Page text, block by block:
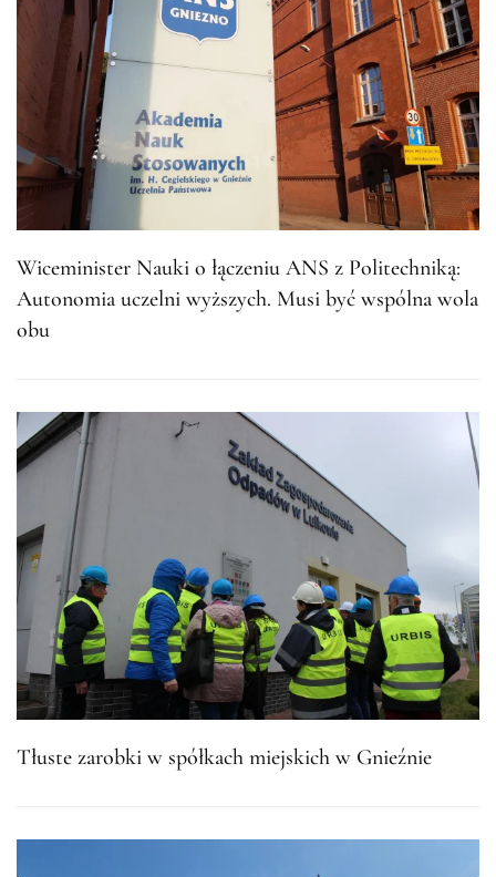
Wiceminister Nauki o łączeniu ANS z Politechniką:
Autonomia uczelni wyższych. Musi być wspólna wola
obu
Tłuste zarobki w spółkach miejskich w Gnieźnie